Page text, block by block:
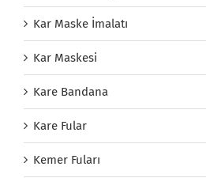
Kar Maske İmalatı
Kar Maskesi
Kare Bandana
Kare Fular
Kemer Fuları